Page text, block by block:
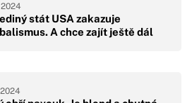
stát USA zakazuje
A chce zajít ještě dál